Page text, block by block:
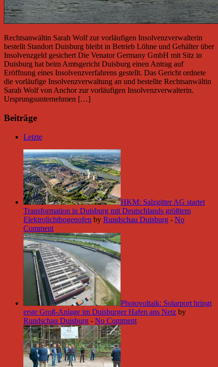
Rechtsanwältin Sarah Wolf zur vorläufigen Insolvenzverwalterin
bestellt Standort Duisburg bleibt in Betrieb Löhne und Gehälter über
Insolvenzgeld gesichert Die Venator Germany GmbH mit Sitz in
Duisburg hat beim Amtsgericht Duisburg einen Antrag auf
Eröffnung eines Insolvenzverfahrens gestellt. Das Gericht ordnete
die vorläufige Insolvenzverwaltung an und bestellte Rechtsanwältin
Sarah Wolf von Anchor zur vorläufigen Insolvenzverwalterin.
Ursprungsunternehmen […]
Beiträge
Letzte
HKM: Salzgitter AG startet
Transformation in Duisburg mit Deutschlands größtem
Elektrolichtbogenofen by Rundschau Duisburg - No
Comment
Photovoltaik: Solarport bringt
erste Groß-Anlage im Duisburger Hafen ans Netz by
Rundschau Duisburg - No Comment